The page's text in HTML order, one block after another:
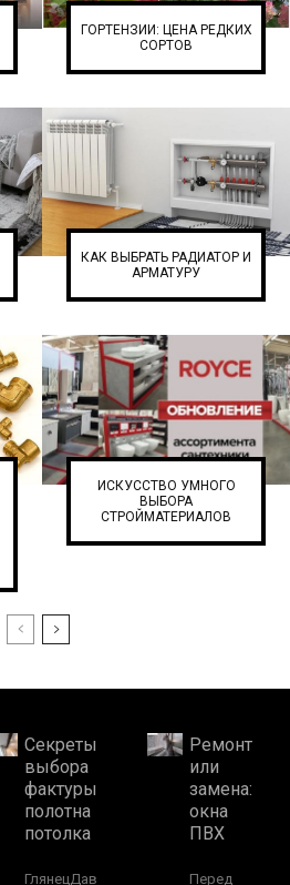
ГОРТЕНЗИИ: ЦЕНА РЕДКИХ
СОРТОВ
КАК ВЫБРАТЬ РАДИАТОР И
АРМАТУРУ
ИСКУССТВО УМНОГО
ВЫБОРА
СТРОЙМАТЕРИАЛОВ
Секреты
выбора
фактуры
полотна
потолка
ГлянецДав
Ремонт
или
замена:
окна
ПВХ
Перед